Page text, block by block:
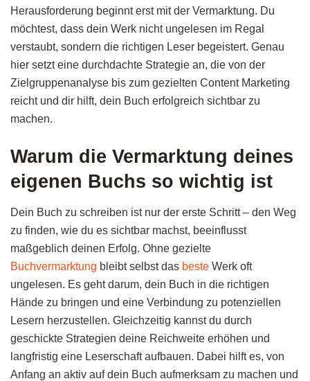
Herausforderung beginnt erst mit der Vermarktung. Du
möchtest, dass dein Werk nicht ungelesen im Regal
verstaubt, sondern die richtigen Leser begeistert. Genau
hier setzt eine durchdachte Strategie an, die von der
Zielgruppenanalyse bis zum gezielten Content Marketing
reicht und dir hilft, dein Buch erfolgreich sichtbar zu
machen.
Warum die Vermarktung deines
eigenen Buchs so wichtig ist
Dein Buch zu schreiben ist nur der erste Schritt – den Weg
zu finden, wie du es sichtbar machst, beeinflusst
maßgeblich deinen Erfolg. Ohne gezielte
Buchvermarktung bleibt selbst das beste Werk oft
ungelesen. Es geht darum, dein Buch in die richtigen
Hände zu bringen und eine Verbindung zu potenziellen
Lesern herzustellen. Gleichzeitig kannst du durch
geschickte Strategien deine Reichweite erhöhen und
langfristig eine Leserschaft aufbauen. Dabei hilft es, von
Anfang an aktiv auf dein Buch aufmerksam zu machen und